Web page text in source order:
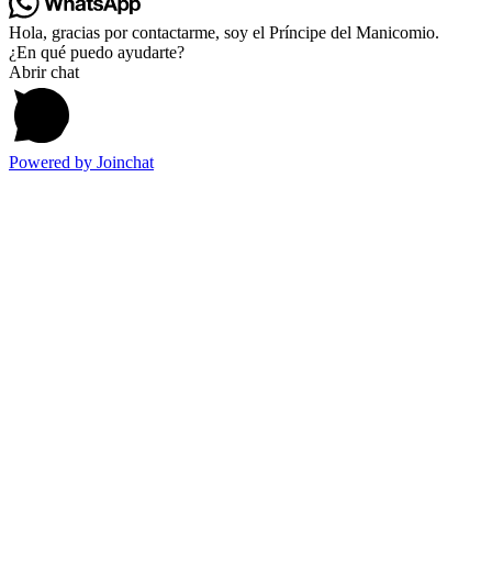
Hola, gracias por contactarme, soy el Príncipe del Manicomio.
¿En qué puedo ayudarte?
Abrir chat
Powered by Joinchat